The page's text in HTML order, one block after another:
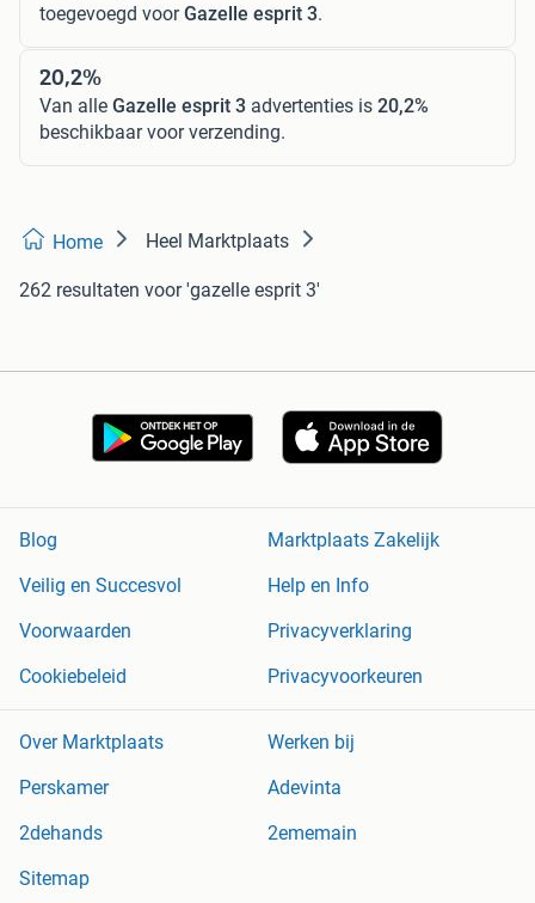
toegevoegd voorGazelle esprit 3.
20,2%
Van alle Gazelle esprit 3 advertenties is 20,2%
beschikbaar voor verzending.
Home Heel Marktplaats
262 resultaten voor 'gazelle esprit 3'
Blog
Marktplaats Zakelijk
Veilig en Succesvol
Help en Info
Voorwaarden
Privacyverklaring
Cookiebeleid
Privacyvoorkeuren
Over Marktplaats
Werken bij
Perskamer
Adevinta
2dehands
2ememain
Sitemap